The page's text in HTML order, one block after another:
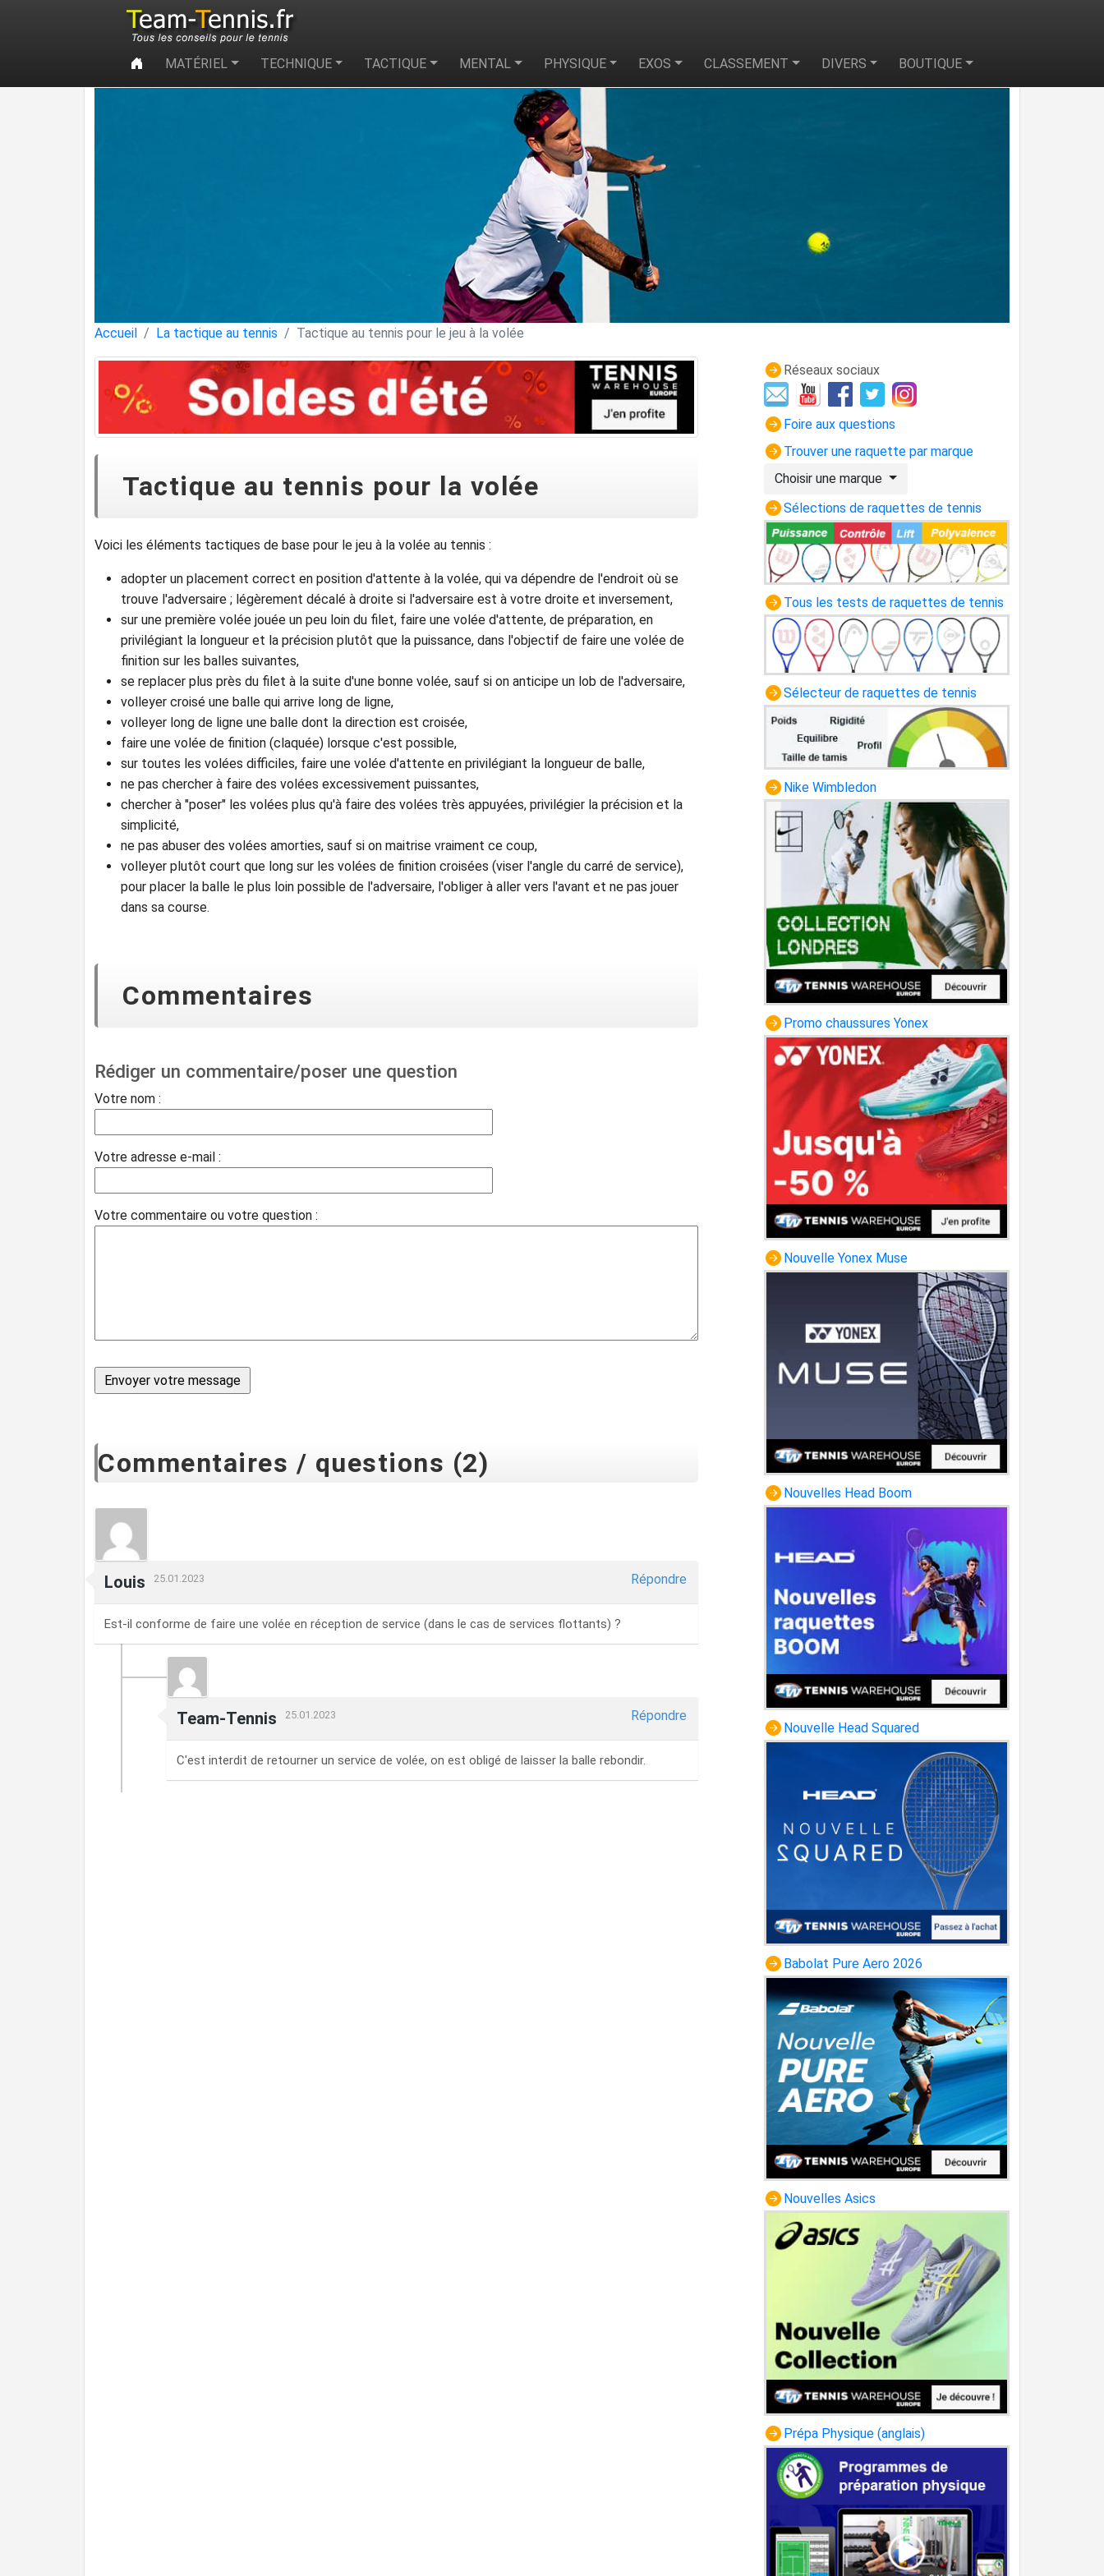
MATÉRIEL TECHNIQUE TACTIQUE MENTAL PHYSIQUE EXOS CLASSEMENT DIVERS BOUTIQUE
Accueil La tactique au tennis Tactique au tennis pour le jeu à la volée
Tactique au tennis pour la volée
Voici les éléments tactiques de base pour le jeu à la volée au tennis :
adopter un placement correct en position d'attente à la volée, qui va dépendre de l'endroit où se
trouve l'adversaire ; légèrement décalé à droite si l'adversaire est à votre droite et inversement,
sur une première volée jouée un peu loin du filet, faire une volée d'attente, de préparation, en
privilégiant la longueur et la précision plutôt que la puissance, dans l'objectif de faire une volée de
finition sur les balles suivantes,
se replacer plus près du filet à la suite d'une bonne volée, sauf si on anticipe un lob de l'adversaire,
volleyer croisé une balle qui arrive long de ligne,
volleyer long de ligne une balle dont la direction est croisée,
faire une volée de finition (claquée) lorsque c'est possible,
sur toutes les volées difficiles, faire une volée d'attente en privilégiant la longueur de balle,
ne pas chercher à faire des volées excessivement puissantes,
chercher à "poser" les volées plus qu'à faire des volées très appuyées, privilégier la précision et la
simplicité,
ne pas abuser des volées amorties, sauf si on maitrise vraiment ce coup,
volleyer plutôt court que long sur les volées de finition croisées (viser l'angle du carré de service),
pour placer la balle le plus loin possible de l'adversaire, l'obliger à aller vers l'avant et ne pas jouer
dans sa course.
Commentaires
Rédiger un commentaire/poser une question
Votre nom :
Votre adresse e-mail :
Votre commentaire ou votre question :
Commentaires / questions (2)
Louis 25.01.2023 Répondre
Est-il conforme de faire une volée en réception de service (dans le cas de services flottants) ?
Team-Tennis 25.01.2023 Répondre
C'est interdit de retourner un service de volée, on est obligé de laisser la balle rebondir.
Réseaux sociaux
Foire aux questions
Trouver une raquette par marque
Choisir une marque
Sélections de raquettes de tennis
Tous les tests de raquettes de tennis
Sélecteur de raquettes de tennis
Nike Wimbledon
Promo chaussures Yonex
Nouvelle Yonex Muse
Nouvelles Head Boom
Nouvelle Head Squared
Babolat Pure Aero 2026
Nouvelles Asics
Prépa Physique (anglais)